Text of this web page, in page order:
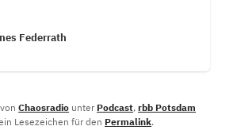
Federrath
vonChaosradio unter Podcast,rbb Potsdam
Lesezeichen für den Permalink.